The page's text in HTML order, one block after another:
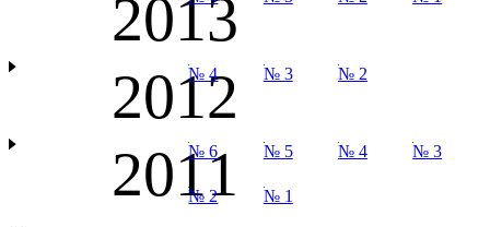
2013
2012
№ 4 № 3 № 2
2011
№ 6 № 5 № 4 № 3
№ 2 № 1